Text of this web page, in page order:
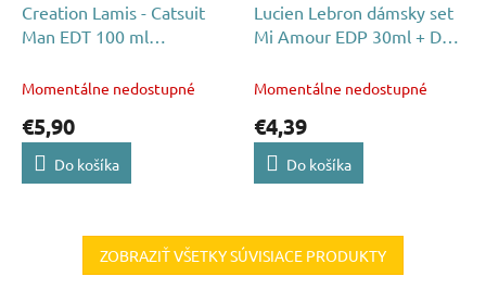
Creation Lamis - Catsuit
Man EDT 100 ml
Gaultier Le Male)
Momentálne nedostupné
€5,90
Do košíka
Lucien Lebron dámsky set
Mi Amour EDP 30ml + Deo
Momentálne nedostupné
€4,39
Do košíka
ZOBRAZIŤ VŠETKY SÚVISIACE PRODUKTY